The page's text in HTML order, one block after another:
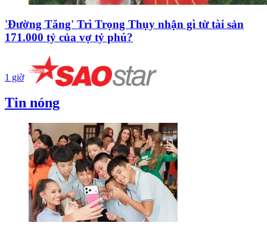
'Đường Tăng' Trì Trọng Thụy nhận gì từ tài sản
171.000 tỷ của vợ tỷ phú?
1 giờ
Tin nóng